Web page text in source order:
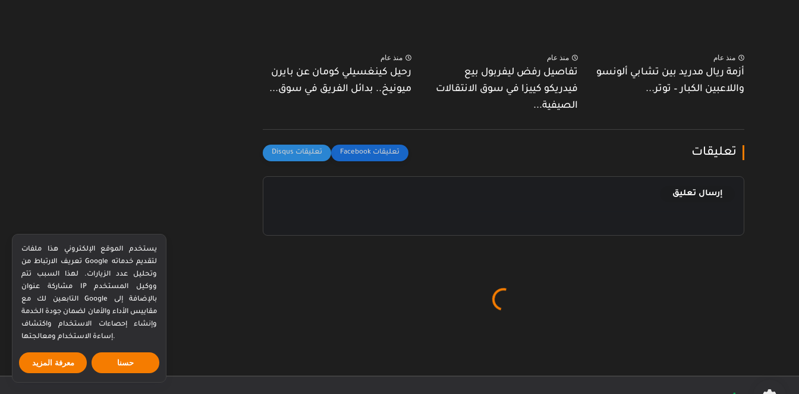
منذ عام
أزمة ريال مدريد بين تشابي ألونسو
واللاعبين الكبار – توتر...
منذ عام
تفاصيل رفض ليفربول بيع
فيدريكو كييزا في سوق الانتقالات
الصيفية...
منذ عام
رحيل كينغسيلي كومان عن بايرن
ميونيخ.. بدائل الفريق في سوق...
تعليقات
إرسال تعليق
يستخدم الموقع الإلكتروني هذا ملفات
تعريف الارتباط من Google لتقديم خدماته
وتحليل عدد الزيارات. لهذا السبب تتم
مشاركة عنوان IP ووكيل المستخدم
التابعين لك مع Google بالإضافة إلى
مقاييس الأداء والأمان لضمان جودة الخدمة
وإنشاء إحصاءات الاستخدام واكتشاف
إساءة الاستخدام ومعالجتها.
معرفة المزيد حسنا